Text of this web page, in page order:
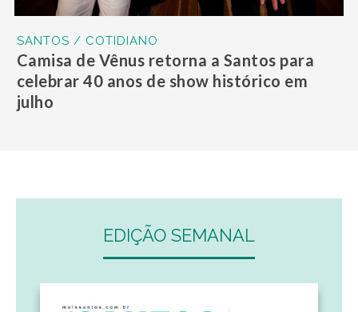
SANTOS / COTIDIANO
Camisa de Vênus retorna a Santos para
celebrar 40 anos de show histórico em
julho
EDIÇÃO SEMANAL